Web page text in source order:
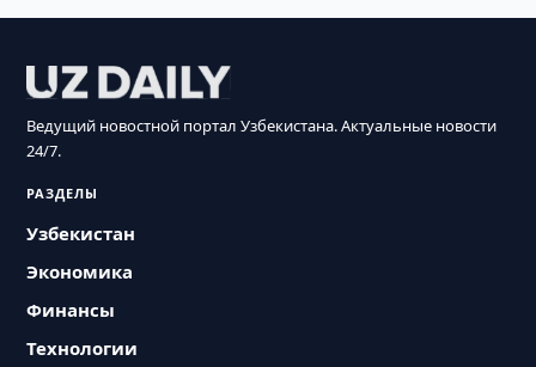
Ведущий новостной портал Узбекистана. Актуальные новости
24/7.
РАЗДЕЛЫ
Узбекистан
Экономика
Финансы
Технологии